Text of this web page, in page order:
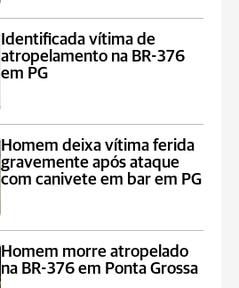
Identificada vítima de
atropelamento na BR-376
em PG
Homem deixa vítima ferida
gravemente após ataque
com canivete em bar em PG
Homem morre atropelado
na BR-376 em Ponta Grossa